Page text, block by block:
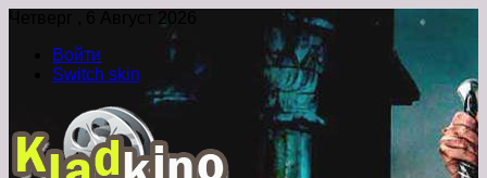
Четверг , 6 Август 2026
Войти
Switch skin